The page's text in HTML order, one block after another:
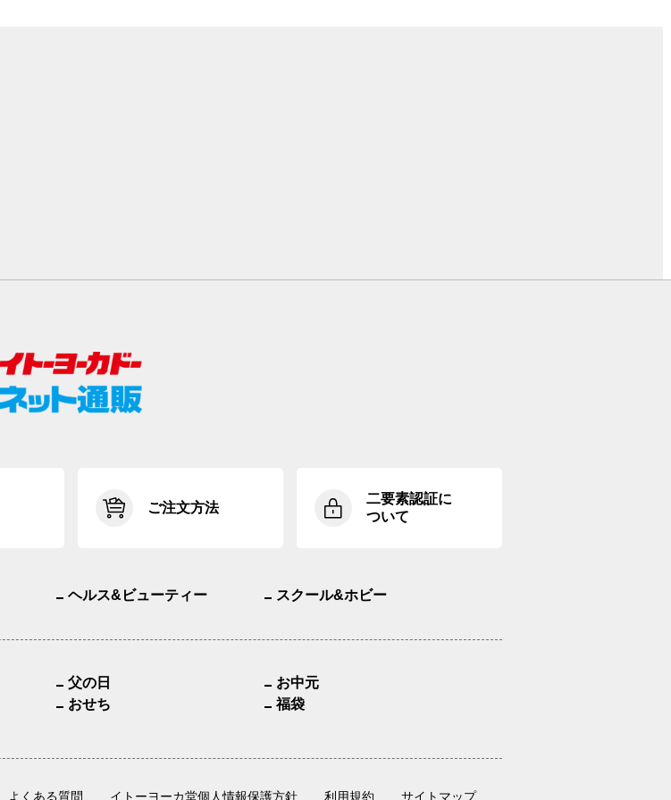
ご注文方法
二要素認証に
ついて
ヘルス&ビューティー スクール&ホビー
父の日
お中元
おせち
福袋
よくある質問 イトーヨーカ堂個人情報保護方針 利用規約 サイトマップ